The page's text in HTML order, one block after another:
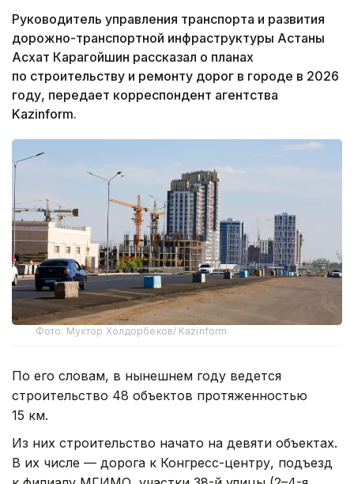
Руководитель управления транспорта и развития
дорожно-транспортной инфраструктуры Астаны
Асхат Карагойшин рассказал о планах
по строительству и ремонту дорог в городе в 2026
году, передает корреспондент агентства
Kazinform.
Фото: Мухтор Холдорбеков/ Kazinform
По его словам, в нынешнем году ведется
строительство 48 объектов протяженностью
15 км.
Из них строительство начато на девяти объектах.
В их числе — дорога к Конгресс-центру, подъезд